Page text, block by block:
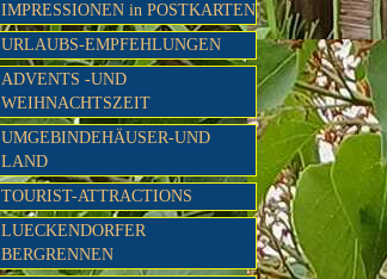
IMPRESSIONEN in POSTKARTEN
URLAUBS-EMPFEHLUNGEN
ADVENTS -UND
WEIHNACHTSZEIT
UMGEBINDEHÄUSER-UND
LAND
TOURIST-ATTRACTIONS
LUECKENDORFER
BERGRENNEN